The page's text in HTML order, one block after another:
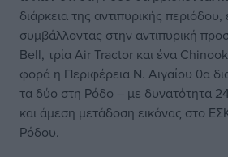
διάρκεια της αντιπυρικής
συμβάλλοντας στην αντιπυρική
Bell, τρία Air Tractor και ένα
φορά η Περιφέρεια Ν. Αιγαίου θα
τα δύο στη Ρόδο – με δυνατότητα
και άμεση μετάδοση εικόνας στο
Ρόδου.